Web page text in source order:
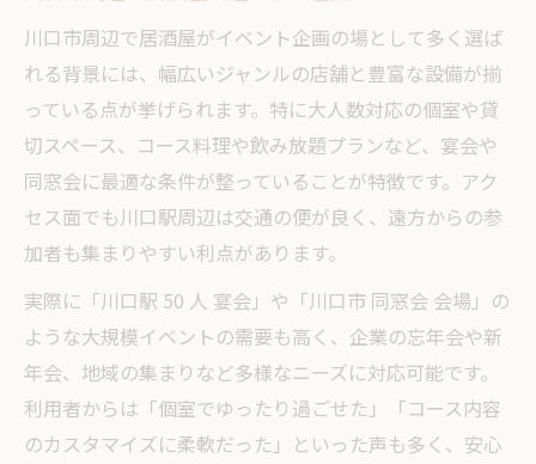
川口市周辺で居酒屋がイベント企画の場として多く選ば
れる背景には、幅広いジャンルの店舗と豊富な設備が揃
っている点が挙げられます。特に大人数対応の個室や貸
切スペース、コース料理や飲み放題プランなど、宴会や
同窓会に最適な条件が整っていることが特徴です。アク
セス面でも川口駅周辺は交通の便が良く、遠方からの参
加者も集まりやすい利点があります。
実際に「川口駅 50 人 宴会」や「川口市 同窓会 会場」の
ような大規模イベントの需要も高く、企業の忘年会や新
年会、地域の集まりなど多様なニーズに対応可能です。
利用者からは「個室でゆったり過ごせた」「コース内容
のカスタマイズに柔軟だった」といった声も多く、安心